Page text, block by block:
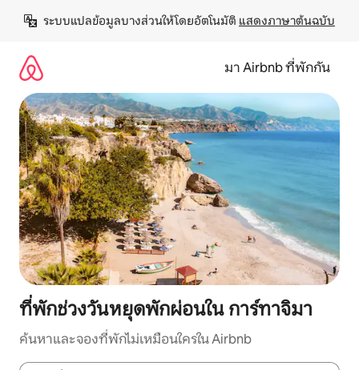
เนื้อหา
ระบบแปลข้อมูลบางส่วนให้โดยอัตโนมัติ แสดงภาษาต้นฉบับ
มา Airbnb ที่พักกัน
ที่พักช่วงวันหยุดพักผ่อนใน การ์ทาจิมา
ค้นหาและจองที่พักไม่เหมือนใครใน Airbnb